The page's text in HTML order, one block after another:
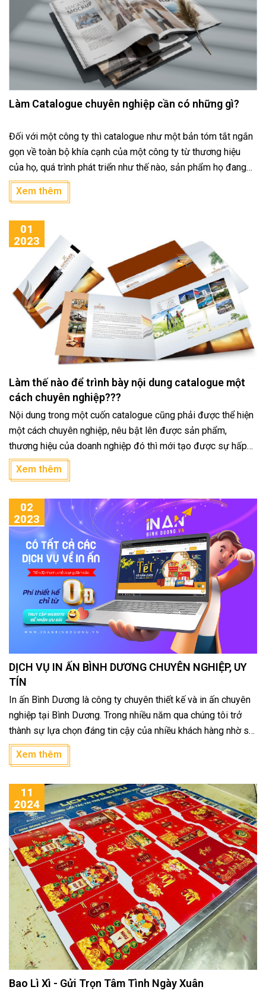
Làm Catalogue chuyên nghiệp cần có những gì?
Đối với một công ty thì catalogue như một bản tóm tắt ngắn
gọn về toàn bộ khía cạnh của một công ty từ thương hiệu
của họ, quá trình phát triển như thế nào, sản phẩm họ đang
cung cấp là gì, những dịch vụ nào đang được tiến hành,...
Trong bài viết này chúng tôi xin đưa ra những tiêu chí cần có
Xem thêm
Làm thế nào để trình bày nội dung catalogue một
cách chuyên nghiệp???
Nội dung trong một cuốn catalogue cũng phải được thể hiện
một cách chuyên nghiệp, nêu bật lên được sản phẩm,
thương hiệu của doanh nghiệp đó thì mới tạo được sự hấp
dẫn, thu hút đối với khách hàng.
Xem thêm
01
2023
DỊCH VỤ IN ẤN BÌNH DƯƠNG CHUYÊN NGHIỆP, UY
TÍN
In ấn Bình Dương là công ty chuyên thiết kế và in ấn chuyên
nghiệp tại Bình Dương. Trong nhiều năm qua chúng tôi trở
thành sự lựa chọn đáng tin cậy của nhiều khách hàng nhờ sự
uy tín về chất lượng, giá cả phải chăng và cung cách phục vụ
nhiệt tình.
Xem thêm
02
2023
Bao Lì Xì - Gửi Trọn Tâm Tình Ngày Xuân
11
2024